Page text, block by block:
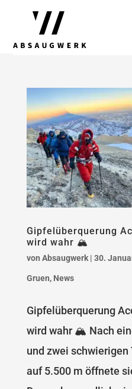
Gipfelüberquerung
wird wahr 🏔️
von Absaugwerk| 30.
Gruen, News
Gipfelüberquerung
wird wahr 🏔️ Nach
und zwei
auf 5.500 m öffnete